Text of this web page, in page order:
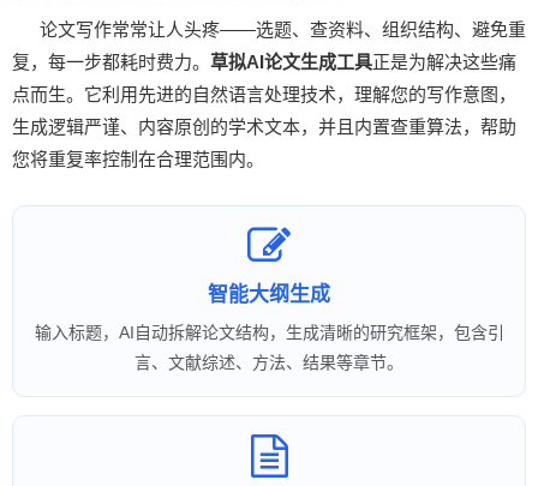
论文写作常常让人头疼——选题、查资料、组织结构、避免重
复，每一步都耗时费力。 草拟AI论文生成工具正是为解决这些痛
点而生。它利用先进的自然语言处理技术，理解您的写作意图，
生成逻辑严谨、内容原创的学术文本，并且内置查重算法，帮助
您将重复率控制在合理范围内。
智能大纲生成
输入标题，AI自动拆解论文结构，生成清晰的研究框架，包含引
言、文献综述、方法、结果等章节。